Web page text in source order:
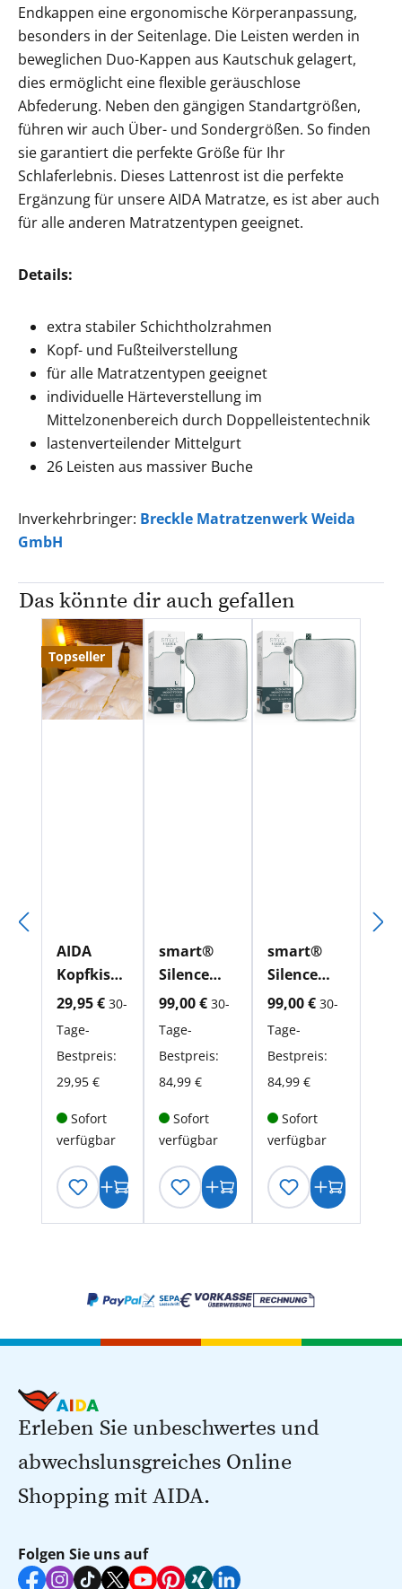
Endkappen eine ergonomische Körperanpassung,
besonders in der Seitenlage. Die Leisten werden in
beweglichen Duo-Kappen aus Kautschuk gelagert,
dies ermöglicht eine flexible geräuschlose
Abfederung. Neben den gängigen Standartgrößen,
führen wir auch Über- und Sondergrößen. So finden
sie garantiert die perfekte Größe für Ihr
Schlaferlebnis. Dieses Lattenrost ist die perfekte
Ergänzung für unsere AIDA Matratze, es ist aber auch
für alle anderen Matratzentypen geeignet.
Details:
extra stabiler Schichtholzrahmen
Kopf- und Fußteilverstellung
für alle Matratzentypen geeignet
individuelle Härteverstellung im
Mittelzonenbereich durch Doppelleistentechnik
lastenverteilender Mittelgurt
26 Leisten aus massiver Buche
Inverkehrbringer: Breckle Matratzenwerk Weida
GmbH
Das könnte dir auch gefallen
Produktgalerie überspringen
Topseller
AIDA
Kopfkisse
n
Imprima
aktueller Preis:
29,95 € 30-
Tage-
Bestpreis:
29,95 €
Sofort
verfügbar
smart®
Silence
Pillow
aktueller Preis:
99,00 € 30-
Tage-
Bestpreis:
84,99 €
Sofort
verfügbar
smart®
Silence
Pillow
aktueller Preis:
99,00 € 30-
Tage-
Bestpreis:
84,99 €
Sofort
verfügbar
Erleben Sie unbeschwertes und
abwechslunsgreiches Online
Shopping mit AIDA.
Folgen Sie uns auf